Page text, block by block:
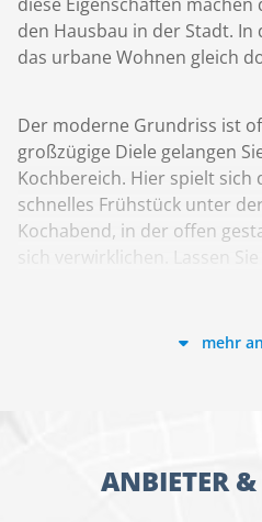
den Hausbau in der Stadt. In
das urbane Wohnen gleich
Der moderne Grundriss ist
großzügige Diele gelangen
Kochbereich. Hier spielt sich
schnelles Frühstück unter
Kochabend, in der offen
sich verwirklichen. Lassen
alle Familienmitglieder
Das Doppelhaus Aura 125
mehr
ANBIETER